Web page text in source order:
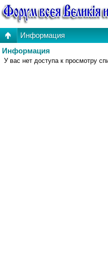
Информация
Информация
У вас нет доступа к просмотру